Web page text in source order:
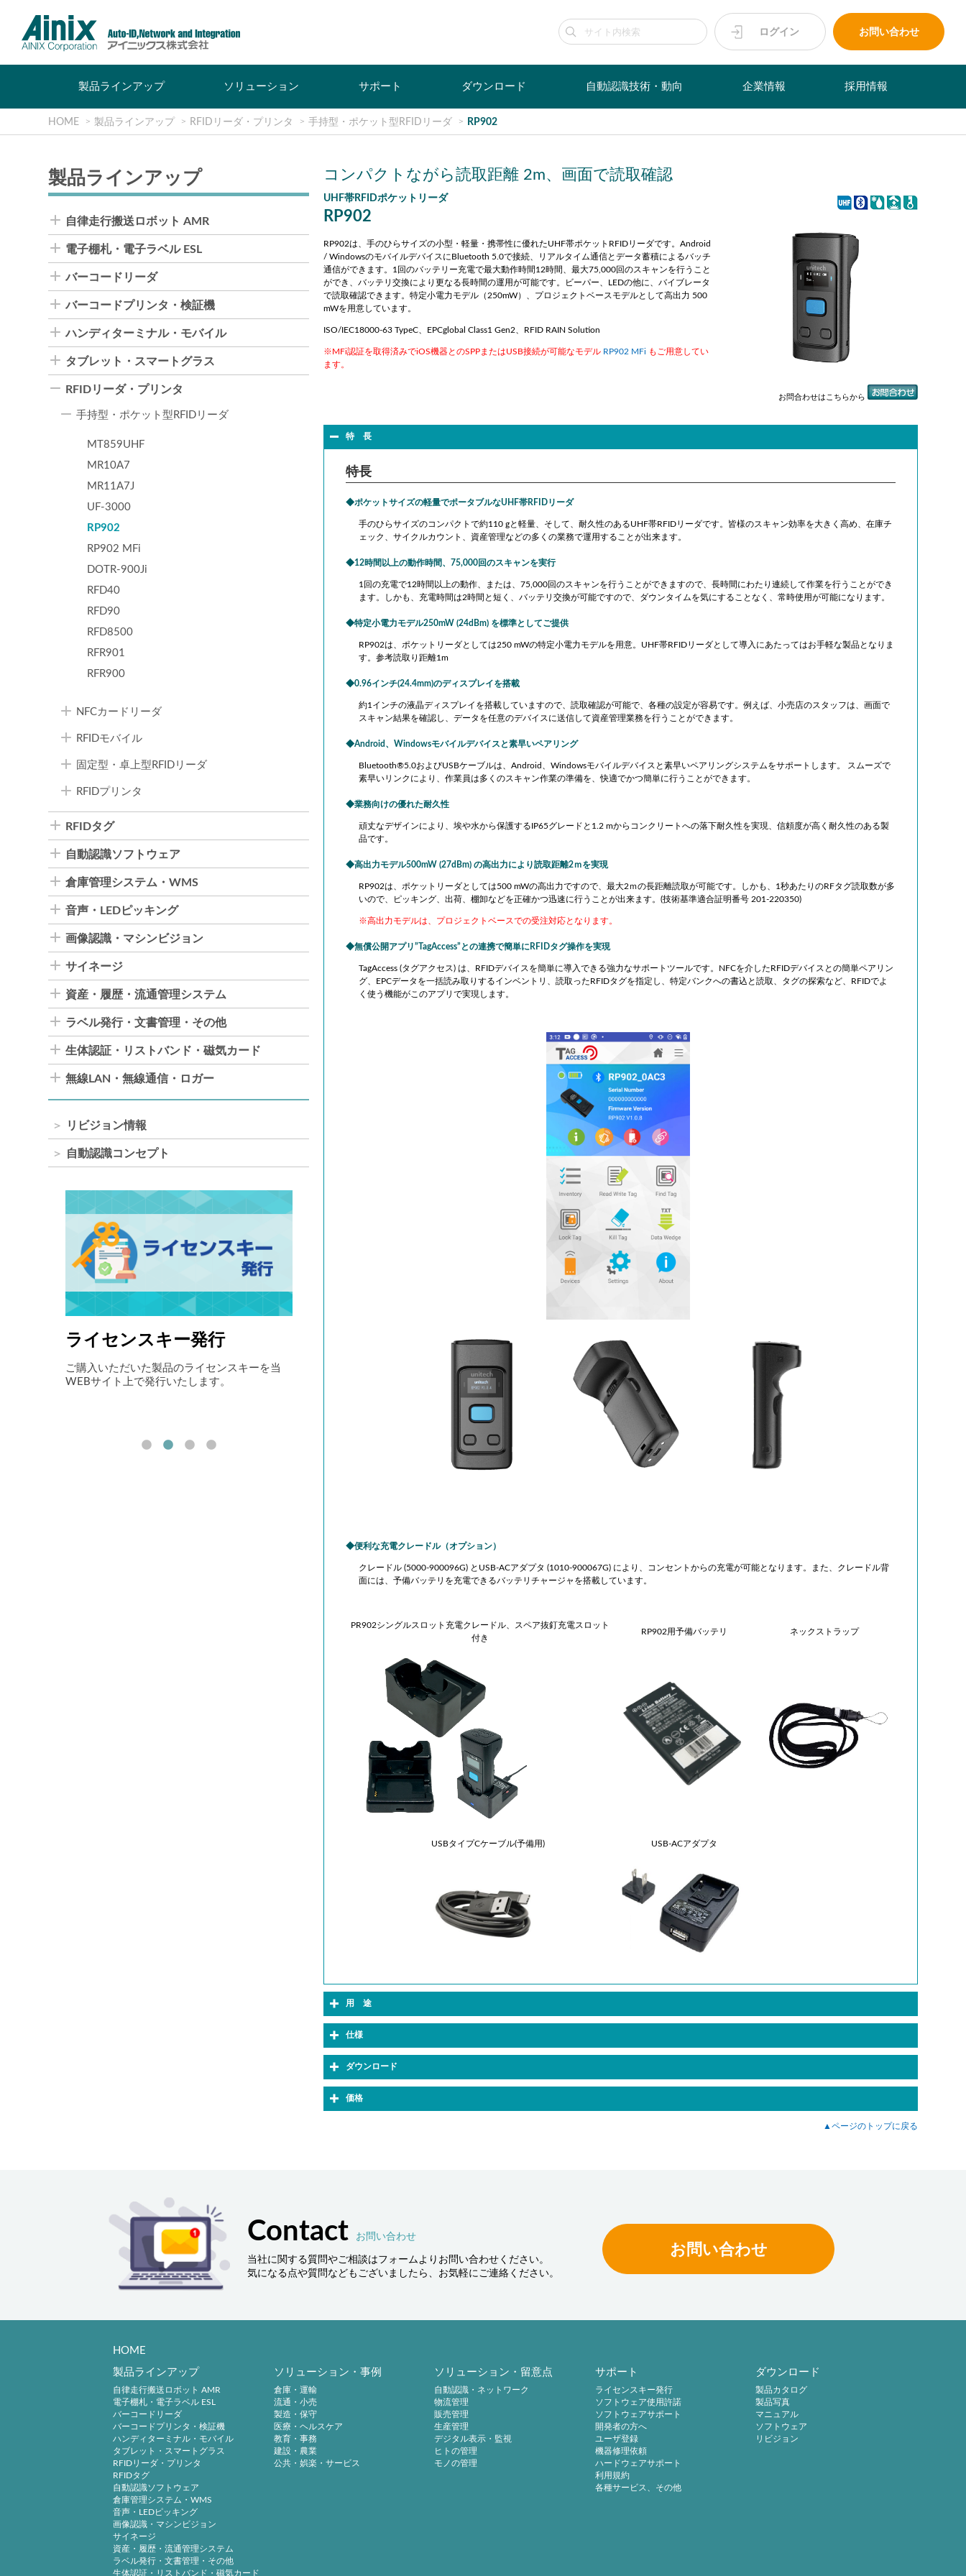
ログイン お問い合わせ
製品ラインアップ ソリューション サポート ダウンロード 自動認識技術・動向 企業情報 採用情報
HOME 製品ラインアップ RFIDリーダ・プリンタ 手持型・ポケット型RFIDリーダ RP902
製品ラインアップ
自律走行搬送ロボット AMR
電子棚札・電子ラベル ESL
バーコードリーダ
バーコードプリンタ・検証機
ハンディターミナル・モバイル
タブレット・スマートグラス
RFIDリーダ・プリンタ
手持型・ポケット型RFIDリーダ
MT859UHF
MR10A7
MR11A7J
UF-3000
RP902
RP902 MFi
DOTR-900Ji
RFD40
RFD90
RFD8500
RFR901
RFR900
NFCカードリーダ
RFIDモバイル
固定型・卓上型RFIDリーダ
RFIDプリンタ
RFIDタグ
自動認識ソフトウェア
倉庫管理システム・WMS
音声・LEDピッキング
画像認識・マシンビジョン
サイネージ
資産・履歴・流通管理システム
ラベル発行・文書管理・その他
生体認証・リストバンド・磁気カード
無線LAN・無線通信・ロガー
リビジョン情報
自動認識コンセプト
ライセンスキー発行
ご購入いただいた製品のライセンスキーを当
WEBサイト上で発行いたします。
自律走行搬送ロボット AMR
最先端のインテリジェントロボットソリューシ
ョンで製造･物流現場の搬送業務を強力にサポ
ート。「人手不足の解消」「ヒューマンエラー
削減」「生産性向上」といった課題を解決しま
Compact Logistics Solution
アイニックスが考える物流システムのあるべき
姿とは、これらのビジネス環境に合わせて拡
張・縮小・移動が可能な物流システム。 それ
を実現するためのコンセプトがCompact
Logistics Solutionです。
会長の自動認識講座
自動認識技術に関する基礎知識やアイニッ
が提案する自動認識コンセプトをお伝えし
す。
コンパクトながら読取距離 2m、画面で読取確認
UHF帯RFIDポケットリーダ
RP902
RP902は、手のひらサイズの小型・軽量・携帯性に優れたUHF帯ポケットRFIDリーダです。Android
/ WindowsのモバイルデバイスにBluetooth 5.0で接続、リアルタイム通信とデータ蓄積によるバッチ
通信ができます。1回のバッテリー充電で最大動作時間12時間、最大75,000回のスキャンを行うこと
ができ、バッテリ交換により更なる長時間の運用が可能です。ビーパー、LEDの他に、バイブレータ
で読取確認できます。特定小電力モデル（250mW）、プロジェクトベースモデルとして高出力 500
mWを用意しています。
ISO/IEC18000-63 TypeC、EPCglobal Class1 Gen2、RFID RAIN Solution
※MFi認証を取得済みでiOS機器とのSPPまたはUSB接続が可能なモデル RP902 MFi もご用意してい
ます。
お問合わせはこちらから
特 長
特長
ポケットサイズの軽量でポータブルなUHF帯RFIDリーダ
手のひらサイズのコンパクトで約110 gと軽量、そして、耐久性のあるUHF帯RFIDリーダです。皆様のスキャン効率を大きく高め、在庫チ
ェック、サイクルカウント、資産管理などの多くの業務で運用することが出来ます。
12時間以上の動作時間、75,000回のスキャンを実行
1回の充電で12時間以上の動作、または、75,000回のスキャンを行うことができますので、長時間にわたり連続して作業を行うことができ
ます。しかも、充電時間は2時間と短く、バッテリ交換が可能ですので、ダウンタイムを気にすることなく、常時使用が可能になります。
特定小電力モデル250mW (24dBm) を標準としてご提供
RP902は、ポケットリーダとしては250 mWの特定小電力モデルを用意。UHF帯RFIDリーダとして導入にあたってはお手軽な製品となりま
す。参考読取り距離1m
0.96インチ(24.4mm)のディスプレイを搭載
約1インチの液晶ディスプレイを搭載していますので、読取確認が可能で、各種の設定が容易です。例えば、小売店のスタッフは、画面で
スキャン結果を確認し、データを任意のデバイスに送信して資産管理業務を行うことができます。
Android、Windowsモバイルデバイスと素早いペアリング
Bluetooth®5.0およびUSBケーブルは、Android、Windowsモバイルデバイスと素早いペアリングシステムをサポートします。 スムーズで
素早いリンクにより、作業員は多くのスキャン作業の準備を、快適でかつ簡単に行うことができます。
業務向けの優れた耐久性
頑丈なデザインにより、埃や水から保護するIP65グレードと1.2 mからコンクリートへの落下耐久性を実現、信頼度が高く耐久性のある製
品です。
高出力モデル500mW (27dBm) の高出力により読取距離2ｍを実現
RP902は、ポケットリーダとしては500 mWの高出力ですので、最大2ｍの長距離読取が可能です。しかも、1秒あたりのRFタグ読取数が多
いので、ピッキング、出荷、棚卸などを正確かつ迅速に行うことが出来ます。(技術基準適合証明番号 201-220350)
※高出力モデルは、プロジェクトベースでの受注対応となります。
無償公開アプリ”TagAccess”との連携で簡単にRFIDタグ操作を実現
TagAccess (タグアクセス) は、RFIDデバイスを簡単に導入できる強力なサポートツールです。NFCを介したRFIDデバイスとの簡単ペアリン
グ、EPCデータを一括読み取りするインベントリ、読取ったRFIDタグを指定し、特定バンクへの書込と読取、タグの探索など、RFIDでよ
く使う機能がこのアプリで実現します。
便利な充電クレードル（オプション）
クレードル (5000-900096G) とUSB-ACアダプタ (1010-900067G) により、コンセントからの充電が可能となります。また、クレードル背
面には、予備バッテリを充電できるバッテリチャージャを搭載しています。
PR902シングルスロット充電クレードル、スペア抜釘充電スロット
付き
RP902用予備バッテリ ネックストラップ
USBタイプCケーブル(予備用) USB-ACアダプタ
用 途
仕様
ダウンロード
価格
▲ページのトップに戻る
Contact お問い合わせ
当社に関する質問やご相談はフォームよりお問い合わせください。
気になる点や質問などもございましたら、お気軽にご連絡ください。
お問い合わせ
HOME
製品ラインアップ
自律走行搬送ロボット AMR
電子棚札・電子ラベル ESL
バーコードリーダ
バーコードプリンタ・検証機
ハンディターミナル・モバイル
タブレット・スマートグラス
RFIDリーダ・プリンタ
RFIDタグ
自動認識ソフトウェア
倉庫管理システム・WMS
音声・LEDピッキング
画像認識・マシンビジョン
サイネージ
資産・履歴・流通管理システム
ラベル発行・文書管理・その他
生体認証・リストバンド・磁気カード
ソリューション・事例
倉庫・運輸
流通・小売
製造・保守
医療・ヘルスケア
教育・事務
建設・農業
公共・娯楽・サービス
ソリューション・留意点
自動認識・ネットワーク
物流管理
販売管理
生産管理
デジタル表示・監視
ヒトの管理
モノの管理
サポート
ライセンスキー発行
ソフトウェア使用許諾
ソフトウェアサポート
開発者の方へ
ユーザ登録
機器修理依頼
ハードウェアサポート
利用規約
各種サービス、その他
ダウンロード
製品カタログ
製品写真
マニュアル
ソフトウェア
リビジョン